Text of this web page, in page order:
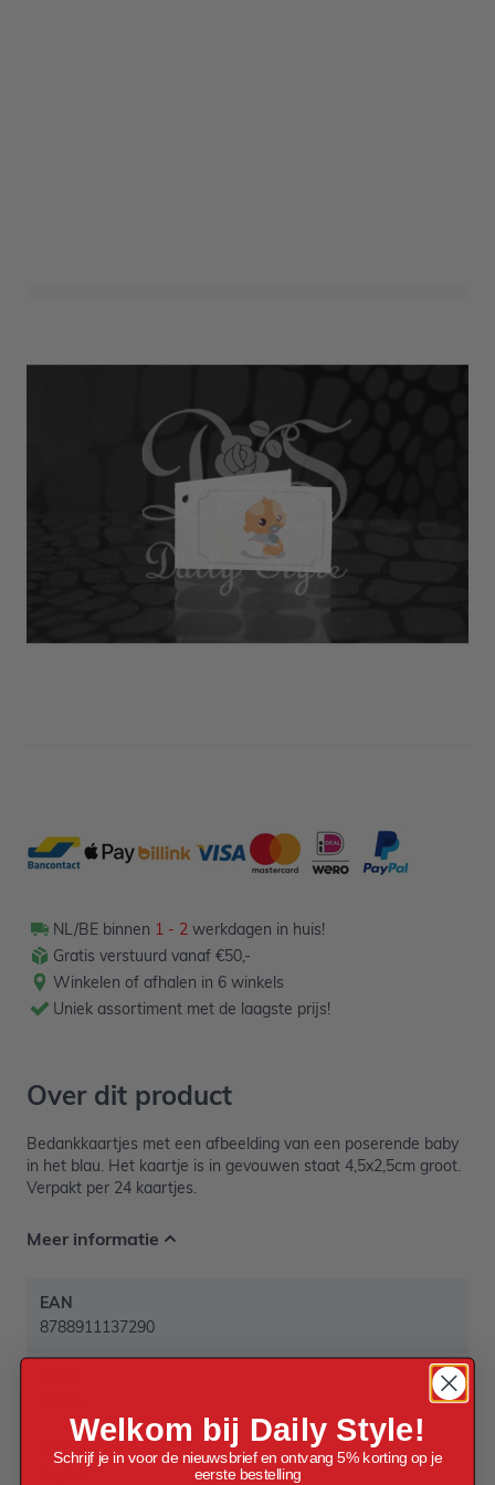
(24st)
Art. nr. 1411-350-BABY-B
Informeer mij wanneer dit product op voorraad is
NL/BE binnen 1 - 2 werkdagen in huis!
Gratis verstuurd vanaf €50,-
Winkelen of afhalen in 6 winkels
Uniek assortiment met de laagste prijs!
Over dit product
Bedankkaartjes met een afbeelding van een poserende baby
in het blau. Het kaartje is in gevouwen staat 4,5x2,5cm groot.
Verpakt per 24 kaartjes.
Meer informatie
EAN
8788911137290
Materiaal
Welkom bij Daily Style!
Schrijf je in voor de nieuwsbrief en ontvang 5% korting op je
eerste bestelling